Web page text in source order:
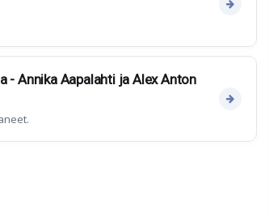
- Annika Aapalahti ja Alex Anton